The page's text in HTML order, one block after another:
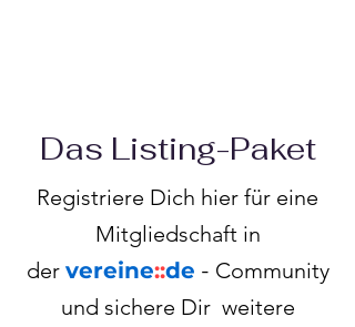
Das Listing-Paket
Registriere Dich hier für eine
Mitgliedschaft in
der vereine::de - Community
und sichere Dir weitere